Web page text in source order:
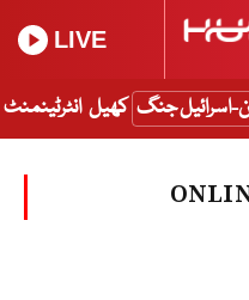
LIVE
اسرائیل جنگ کھیل انٹرٹینمنٹ